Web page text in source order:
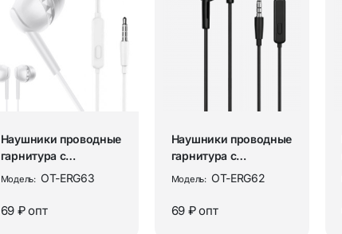
Наушники проводные
гарнитура с
микрофоном Орбита
Модель: OT-ERG63
69 ₽опт
Наушники проводные
гарнитура с
микрофоном Орбита
Модель: OT-ERG62
69 ₽опт